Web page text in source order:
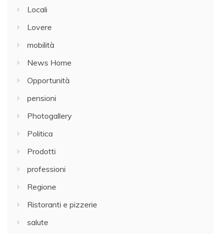
Locali
Lovere
mobilità
News Home
Opportunità
pensioni
Photogallery
Politica
Prodotti
professioni
Regione
Ristoranti e pizzerie
salute